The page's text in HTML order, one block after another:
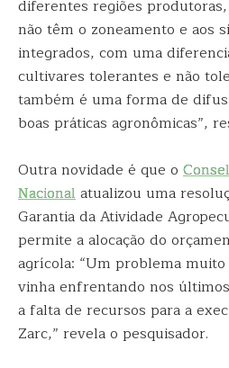
diferentes regiões
não têm o zoneamento e aos
integrados, com uma
cultivares tolerantes e não
também é uma forma de
boas práticas agronômicas”,
Outra novidade é que o
Nacionalatualizou uma
Garantia da Atividade
permite a alocação do
agrícola: “Um problema
vinha enfrentando nos
a falta de recursos para a
Zarc,” revela o pesquisador.